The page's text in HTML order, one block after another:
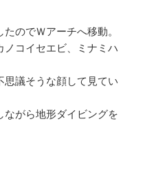
のでＷアーチへ移動。
コイセエビ、ミナミハ
議そうな顔して見てい
がら地形ダイビングを